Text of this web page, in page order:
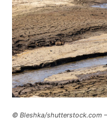
© Bleshka/shutterstock.com